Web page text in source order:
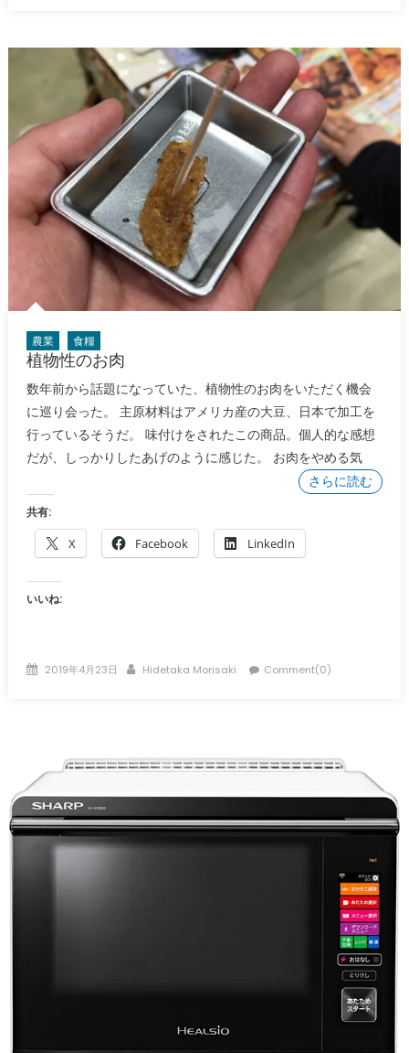
農業 食糧
植物性のお肉
数年前から話題になっていた、植物性のお肉をいただく機会
に巡り会った。 主原材料はアメリカ産の大豆、日本で加工を
行っているそうだ。 味付けをされたこの商品。個人的な感想
だが、しっかりしたあげのように感じた。 お肉をやめる気
さらに読む
共有:
X Facebook LinkedIn
いいね:
Posted
2019年4月23日 Author
Hidetaka Morisaki Comment(0)